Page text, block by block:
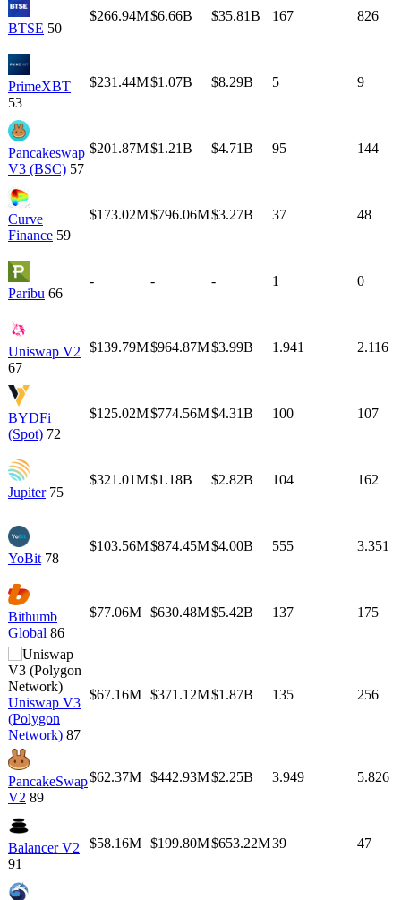
BTSE 50
$266.94M$6.66B $35.81B 167 826
PrimeXBT
53
$231.44M$1.07B $8.29B 5 9
Pancakeswap
V3 (BSC) 57
$201.87M$1.21B $4.71B 95 144
Curve
Finance 59
$173.02M$796.06M$3.27B 37 48
Paribu 66
- - - 1 0
Uniswap V2
67
$139.79M$964.87M$3.99B 1.941 2.116
BYDFi
(Spot) 72
$125.02M$774.56M$4.31B 100 107
Jupiter 75
$321.01M$1.18B $2.82B 104 162
YoBit 78
$103.56M$874.45M$4.00B 555 3.351
Bithumb
Global 86
$77.06M $630.48M$5.42B 137 175
Uniswap V3
(Polygon
Network) 87
$67.16M $371.12M$1.87B 135 256
PancakeSwap
V2 89
$62.37M $442.93M$2.25B 3.949 5.826
Balancer V2
91
$58.16M $199.80M$653.22M39 47